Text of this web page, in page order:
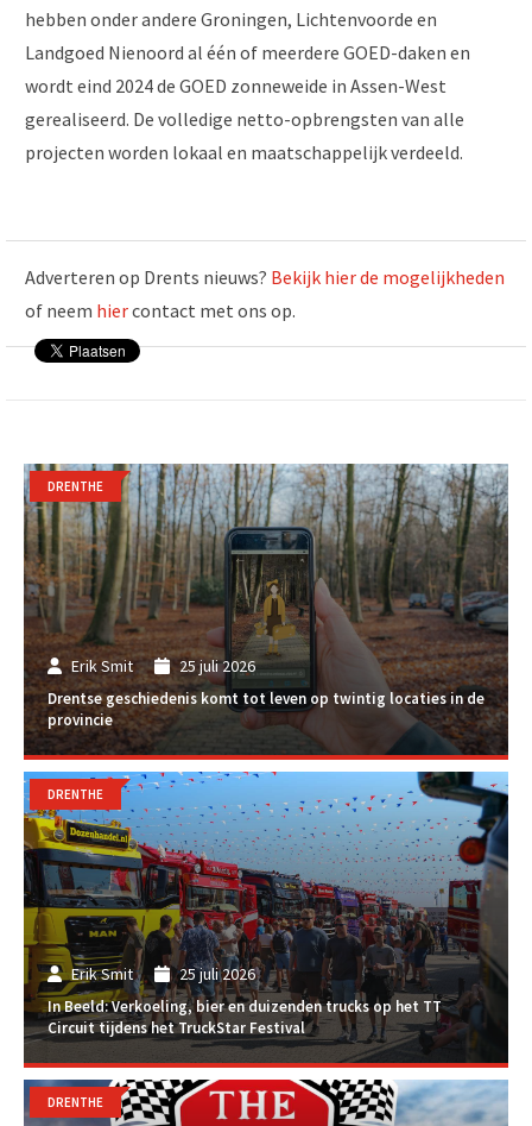
hebben onder andere Groningen, Lichtenvoorde en
Landgoed Nienoord al één of meerdere GOED-daken en
wordt eind 2024 de GOED zonneweide in Assen-West
gerealiseerd. De volledige netto-opbrengsten van alle
projecten worden lokaal en maatschappelijk verdeeld.
Adverteren op Drents nieuws? Bekijk hier de mogelijkheden
of neem hiercontact met ons op.
Erik Smit 25 juli 2026
Drentse geschiedenis komt tot leven op twintig locaties in de
provincie
DRENTHE
Erik Smit 25 juli 2026
In Beeld: Verkoeling, bier en duizenden trucks op het TT
Circuit tijdens het TruckStar Festival
DRENTHE
DRENTHE